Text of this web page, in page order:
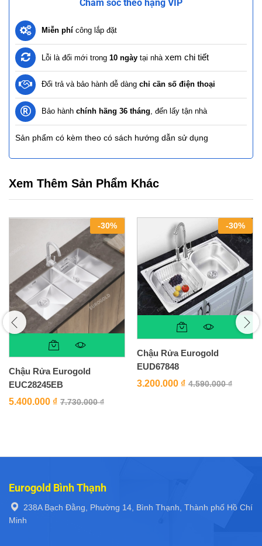
Chăm sóc theo hạng VIP
Miễn phí công lắp đặt
Lỗi là đổi mới trong 10 ngày tại nhà xem chi tiết
Đổi trả và bảo hành dễ dàng chỉ cần số điện thoại
Bảo hành chính hãng 36 tháng, đến lấy tận nhà
Sản phẩm có kèm theo có sách hướng dẫn sử dụng
Xem Thêm Sản Phẩm Khác
-30%
Chậu Rửa Eurogold
EUC28245EB
5.400.000 ₫ 7.730.000₫
-30%
Chậu Rửa Eurogold
EUD67848
3.200.000 ₫ 4.590.000₫
Eurogold Bình Thạnh
238A Bạch Đằng, Phường 14, Bình Thạnh, Thành phố Hồ Chí
Minh